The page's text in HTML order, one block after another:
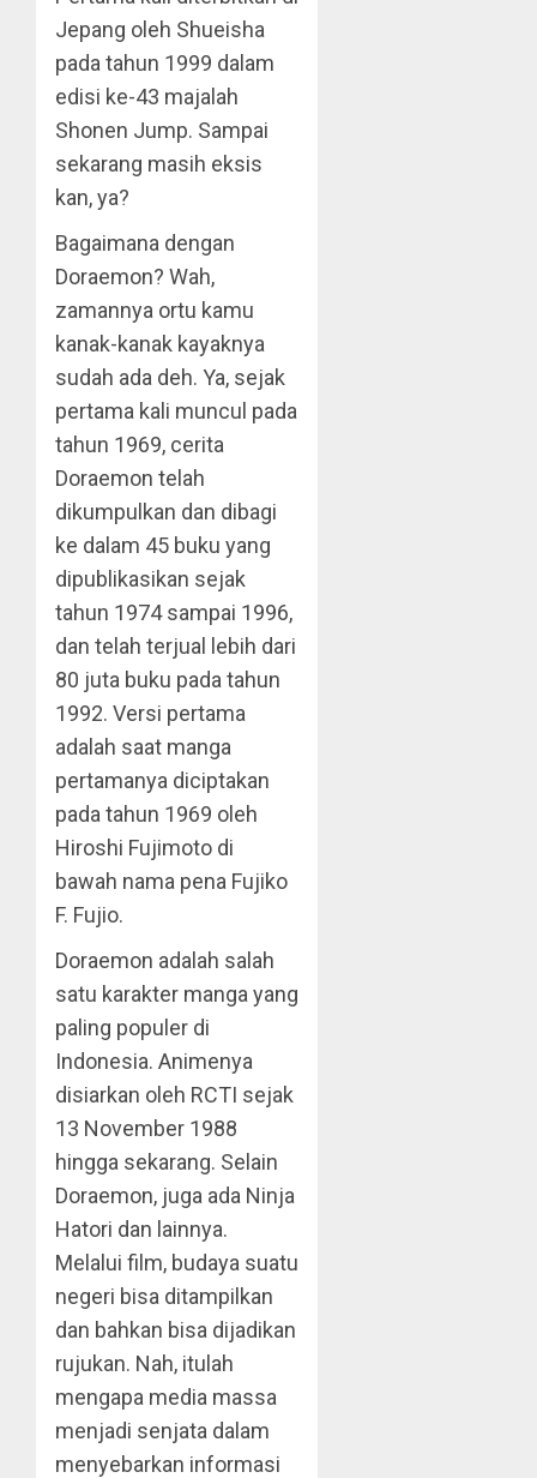
Jepang oleh Shueisha
pada tahun 1999 dalam
edisi ke-43 majalah
Shonen Jump. Sampai
sekarang masih eksis
kan, ya?
Bagaimana dengan
Doraemon? Wah,
zamannya ortu kamu
kanak-kanak kayaknya
sudah ada deh. Ya, sejak
pertama kali muncul pada
tahun 1969, cerita
Doraemon telah
dikumpulkan dan dibagi
ke dalam 45 buku yang
dipublikasikan sejak
tahun 1974 sampai 1996,
dan telah terjual lebih dari
80 juta buku pada tahun
1992. Versi pertama
adalah saat manga
pertamanya diciptakan
pada tahun 1969 oleh
Hiroshi Fujimoto di
bawah nama pena Fujiko
F. Fujio.
Doraemon adalah salah
satu karakter manga yang
paling populer di
Indonesia. Animenya
disiarkan oleh RCTI sejak
13 November 1988
hingga sekarang. Selain
Doraemon, juga ada Ninja
Hatori dan lainnya.
Melalui film, budaya suatu
negeri bisa ditampilkan
dan bahkan bisa dijadikan
rujukan. Nah, itulah
mengapa media massa
menjadi senjata dalam
menyebarkan informasi